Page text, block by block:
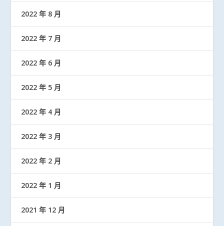
2022 年 8 月
2022 年 7 月
2022 年 6 月
2022 年 5 月
2022 年 4 月
2022 年 3 月
2022 年 2 月
2022 年 1 月
2021 年 12 月